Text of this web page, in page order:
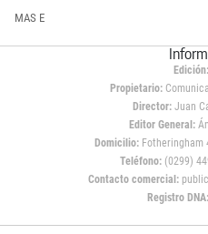
MAS E
Edición:
Propietario:
Director: Juan
Editor General:
Domicilio:Fotheringham
Teléfono: (0299)
Contacto comercial:
Registro